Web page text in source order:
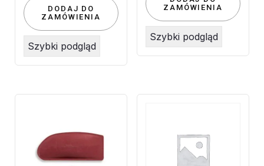
DODAJ DO
ZAMÓWIENIA
Szybki podgląd
ZAMÓWIENIA
Szybki podgląd